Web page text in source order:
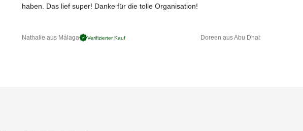
haben. Das lief super! Danke für die tolle Organisation!
Nathalie aus Málaga Verifizierter Kauf Doreen aus Abu Dhabi